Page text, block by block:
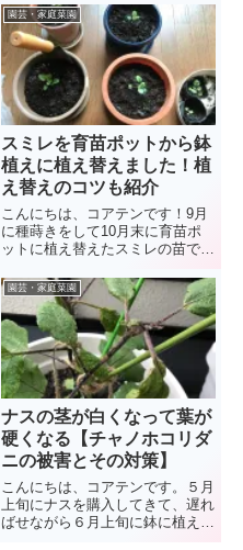
回：「 つるむらさきにツボミが
できました・キノコじゃないよ蕾
だよ 」今回はその続編という
か、経過報告を写真付きでしたい
と思い...
園芸・家庭菜園
スミレを育苗ポットから鉢
植えに植え替えました！植
え替えのコツも紹介
こんにちは、コアテンです！9月
に種蒔きをして10月末に育苗ポ
ットに植え替えたスミレの苗です
鉢に植え替えました。その際、植
え替えのコツが分かったのでシェ
アしたいと思います。今回はスミ
レの苗の育苗ポットから鉢への
植...
園芸・家庭菜園
ナスの茎が白くなって葉が
硬くなる【チャノホコリダ
ニの被害とその対策】
こんにちは、コアテンです。５月
上旬にナスを購入してきて、遅れ
ばせながら６月上旬に鉢に植え替